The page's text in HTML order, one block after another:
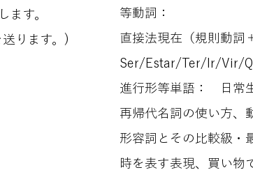
ます。
ります。)
等動詞：
直接法現在（規則動詞
Ser/Estar/Ter/Ir/Vir/
進行形等単語： 日常
再帰代名詞の使い方、
形容詞とその比較級・
時を表す表現、買い物